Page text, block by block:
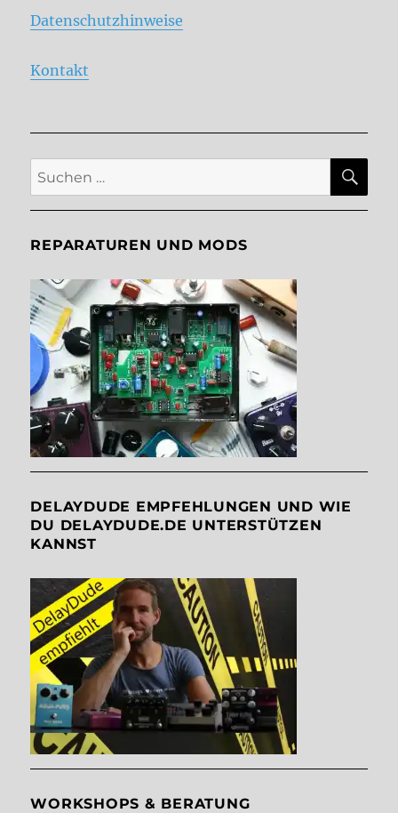
Datenschutzhinweise
Kontakt
Suche
nach:
REPARATUREN UND MODS
DELAYDUDE EMPFEHLUNGEN UND WIE
DU DELAYDUDE.DE UNTERSTÜTZEN
KANNST
WORKSHOPS & BERATUNG